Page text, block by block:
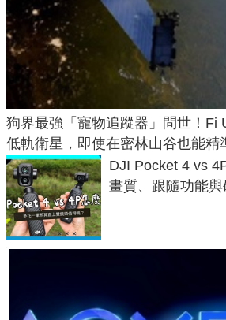
狗界最強「寵物追蹤器」問世！Fi
低軌衛星，即使在密林山谷也能精
DJI Pocket 4 vs
畫質、跟隨功能